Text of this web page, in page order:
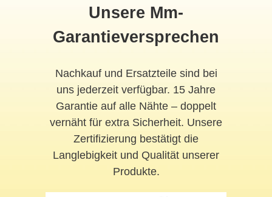
Unsere Mm-
Garantieversprechen
Nachkauf und Ersatzteile sind bei
uns jederzeit verfügbar. 15 Jahre
Garantie auf alle Nähte – doppelt
vernäht für extra Sicherheit. Unsere
Zertifizierung bestätigt die
Langlebigkeit und Qualität unserer
Produkte.